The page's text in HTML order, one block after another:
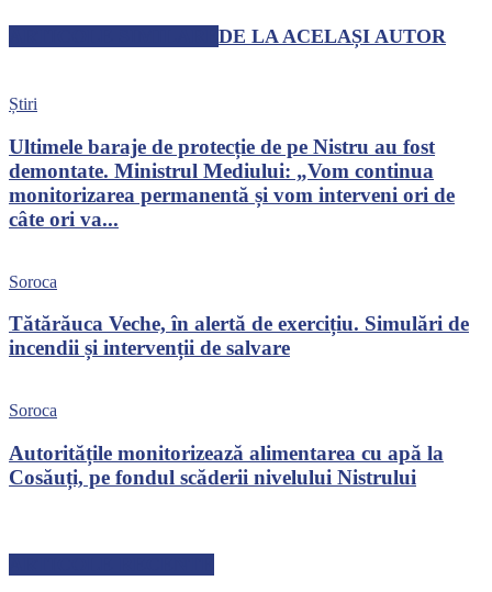
DE LA ACELAȘI AUTOR
Știri
Ultimele baraje de protecție de pe Nistru au fost
demontate. Ministrul Mediului: „Vom continua
monitorizarea permanentă și vom interveni ori de
câte ori va...
Soroca
Tătărăuca Veche, în alertă de exercițiu. Simulări de
incendii și intervenții de salvare
Soroca
Autoritățile monitorizează alimentarea cu apă la
Cosăuți, pe fondul scăderii nivelului Nistrului